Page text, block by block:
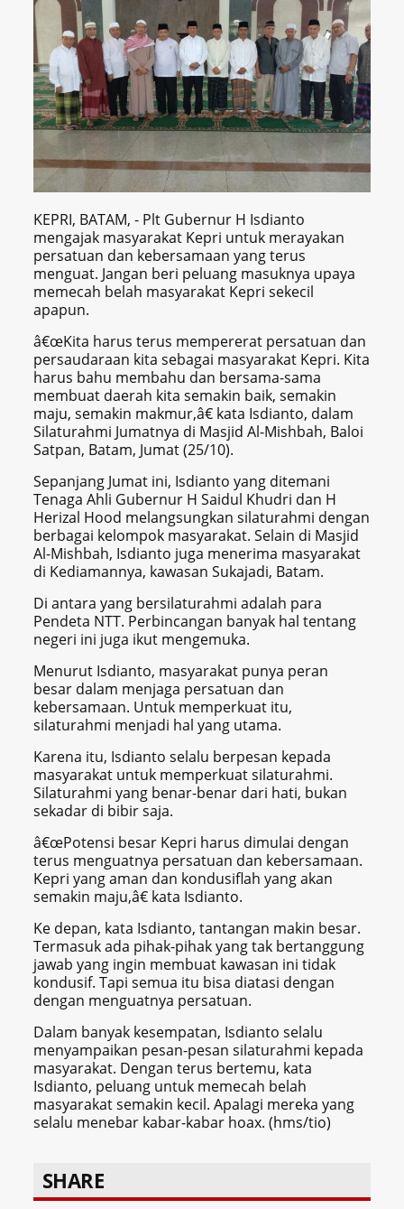
KEPRI, BATAM, - Plt Gubernur H Isdianto
mengajak masyarakat Kepri untuk merayakan
persatuan dan kebersamaan yang terus
menguat. Jangan beri peluang masuknya upaya
memecah belah masyarakat Kepri sekecil
apapun.
â€œKita harus terus mempererat persatuan dan
persaudaraan kita sebagai masyarakat Kepri. Kita
harus bahu membahu dan bersama-sama
membuat daerah kita semakin baik, semakin
maju, semakin makmur,â€ kata Isdianto, dalam
Silaturahmi Jumatnya di Masjid Al-Mishbah, Baloi
Satpan, Batam, Jumat (25/10).
Sepanjang Jumat ini, Isdianto yang ditemani
Tenaga Ahli Gubernur H Saidul Khudri dan H
Herizal Hood melangsungkan silaturahmi dengan
berbagai kelompok masyarakat. Selain di Masjid
Al-Mishbah, Isdianto juga menerima masyarakat
di Kediamannya, kawasan Sukajadi, Batam.
Di antara yang bersilaturahmi adalah para
Pendeta NTT. Perbincangan banyak hal tentang
negeri ini juga ikut mengemuka.
Menurut Isdianto, masyarakat punya peran
besar dalam menjaga persatuan dan
kebersamaan. Untuk memperkuat itu,
silaturahmi menjadi hal yang utama.
Karena itu, Isdianto selalu berpesan kepada
masyarakat untuk memperkuat silaturahmi.
Silaturahmi yang benar-benar dari hati, bukan
sekadar di bibir saja.
â€œPotensi besar Kepri harus dimulai dengan
terus menguatnya persatuan dan kebersamaan.
Kepri yang aman dan kondusiflah yang akan
semakin maju,â€ kata Isdianto.
Ke depan, kata Isdianto, tantangan makin besar.
Termasuk ada pihak-pihak yang tak bertanggung
jawab yang ingin membuat kawasan ini tidak
kondusif. Tapi semua itu bisa diatasi dengan
dengan menguatnya persatuan.
Dalam banyak kesempatan, Isdianto selalu
menyampaikan pesan-pesan silaturahmi kepada
masyarakat. Dengan terus bertemu, kata
Isdianto, peluang untuk memecah belah
masyarakat semakin kecil. Apalagi mereka yang
selalu menebar kabar-kabar hoax. (hms/tio)
SHARE